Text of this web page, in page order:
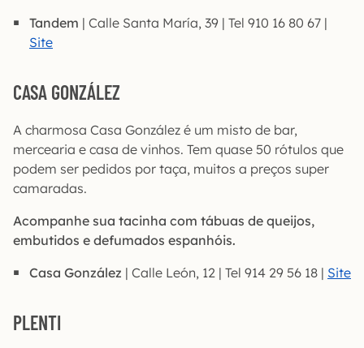
Tandem | Calle Santa María, 39 | Tel 910 16 80 67 |
Site
CASA GONZÁLEZ
A charmosa Casa González é um misto de bar,
mercearia e casa de vinhos. Tem quase 50 rótulos que
podem ser pedidos por taça, muitos a preços super
camaradas.
Acompanhe sua tacinha com tábuas de queijos,
embutidos e defumados espanhóis.
Casa González | Calle León, 12 | Tel 914 29 56 18 | Site
PLENTI